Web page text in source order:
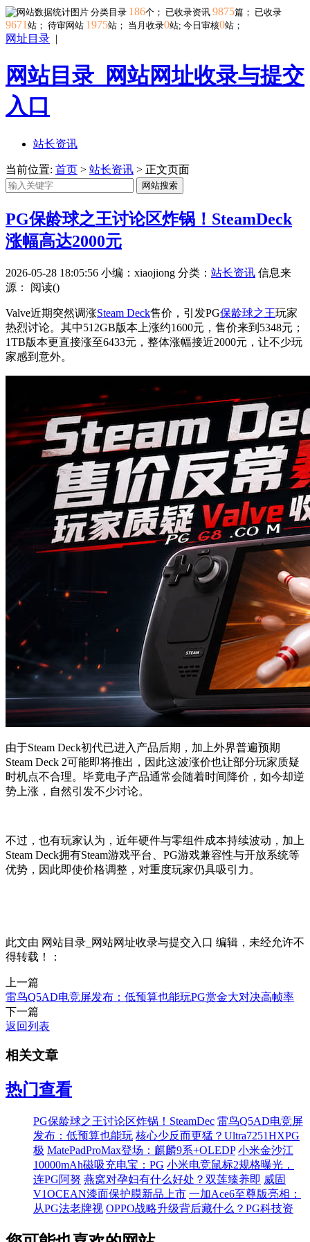
分类目录 186个； 已收录资讯 9875篇； 已收录
9671 站； 待审网站 1975站； 当月收录0站; 今日审核0站；
网址目录 |
网站目录_网站网址收录与提交
入口
站长资讯
当前位置: 首页 > 站长资讯 > 正文页面
网站搜索
PG保龄球之王讨论区炸锅！SteamDeck
涨幅高达2000元
2026-05-28 18:05:56 小编：xiaojiong 分类： 站长资讯 信息来
源：
阅读()
Valve近期突然调涨Steam Deck售价，引发PG保龄球之王玩家
热烈讨论。其中512GB版本上涨约1600元，售价来到5348元；
1TB版本更直接涨至6433元，整体涨幅接近2000元，让不少玩
家感到意外。
由于Steam Deck初代已进入产品后期，加上外界普遍预期
Steam Deck 2可能即将推出，因此这波涨价也让部分玩家质疑
时机点不合理。毕竟电子产品通常会随着时间降价，如今却逆
势上涨，自然引发不少讨论。
不过，也有玩家认为，近年硬件与零组件成本持续波动，加上
Steam Deck拥有Steam游戏平台、PG游戏兼容性与开放系统等
优势，因此即使价格调整，对重度玩家仍具吸引力。
此文由 网站目录_网站网址收录与提交入口 编辑，未经允许不
得转载！：
上一篇
雷鸟Q5AD电竞屏发布：低预算也能玩PG赏金大对决高帧率
下一篇
返回列表
相关文章
热门查看
PG保龄球之王讨论区炸锅！SteamDec 雷鸟Q5AD电竞屏
发布：低预算也能玩 核心少反而更猛？Ultra7251HXPG
极 MatePadProMax登场：麒麟9系+OLEDP 小米金沙江
10000mAh磁吸充电宝：PG 小米电竞鼠标2规格曝光，
连PG阿努 燕窝对孕妇有什么好处？双莲臻养即 威固
V1OCEAN漆面保护膜新品上市 一加Ace6至尊版亮相：
从PG法老牌视 OPPO战略升级背后藏什么？PG科技资